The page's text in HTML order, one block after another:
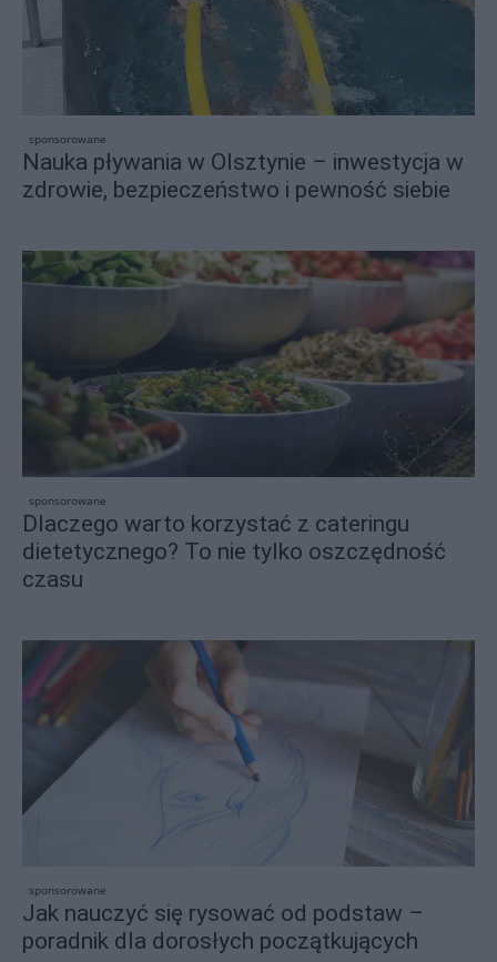
sponsorowane
Nauka pływania w Olsztynie – inwestycja w
zdrowie, bezpieczeństwo i pewność siebie
sponsorowane
Dlaczego warto korzystać z cateringu
dietetycznego? To nie tylko oszczędność
czasu
sponsorowane
Jak nauczyć się rysować od podstaw –
poradnik dla dorosłych początkujących